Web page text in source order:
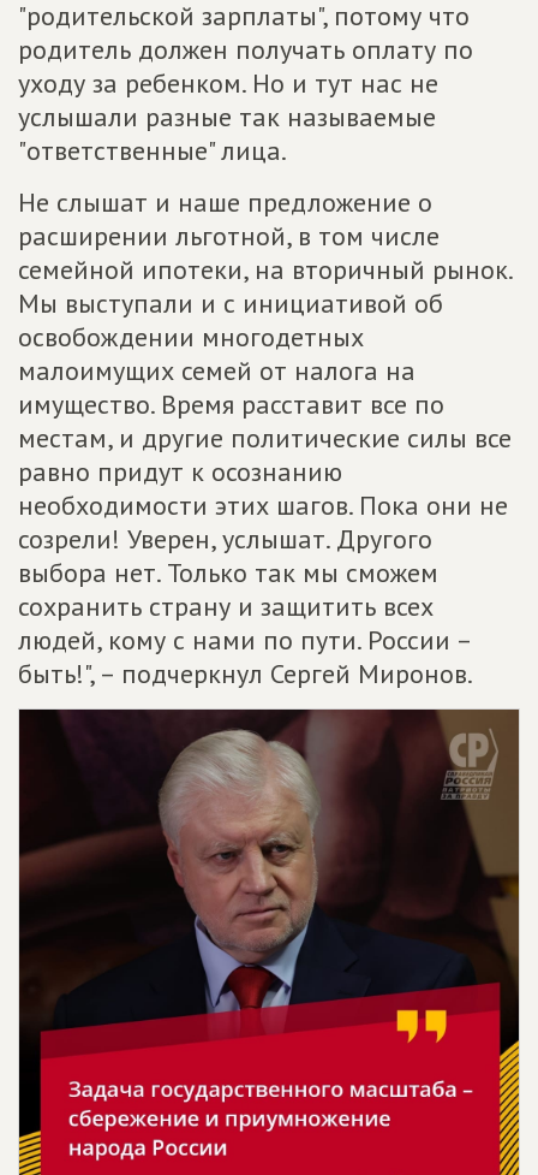
"родительской зарплаты", потому что
родитель должен получать оплату по
уходу за ребенком. Но и тут нас не
услышали разные так называемые
"ответственные" лица.
Не слышат и наше предложение о
расширении льготной, в том числе
семейной ипотеки, на вторичный рынок.
Мы выступали и с инициативой об
освобождении многодетных
малоимущих семей от налога на
имущество. Время расставит все по
местам, и другие политические силы все
равно придут к осознанию
необходимости этих шагов. Пока они не
созрели! Уверен, услышат. Другого
выбора нет. Только так мы сможем
сохранить страну и защитить всех
людей, кому с нами по пути. России –
быть!", – подчеркнул Сергей Миронов.